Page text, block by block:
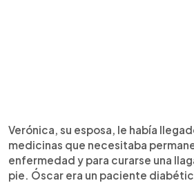
Verónica, su esposa, le había
medicinas que necesitaba
enfermedad y para curarse una
pie. Óscar era un paciente